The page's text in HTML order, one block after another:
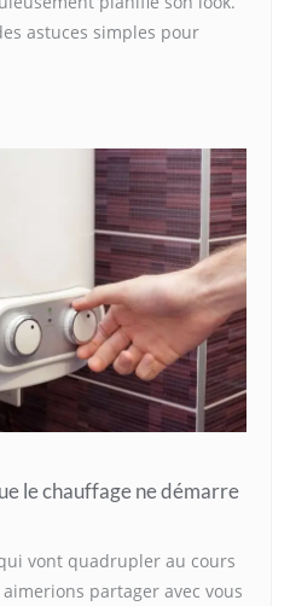
astuces simples pour
le chauffage ne démarre
vont quadrupler au cours
partager avec vous